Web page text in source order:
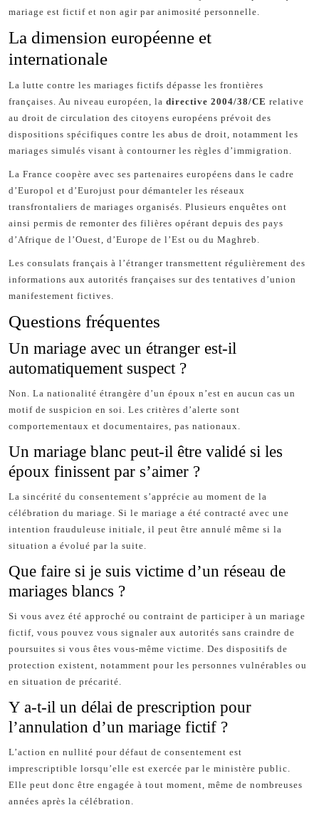
mariage est fictif et non agir par animosité personnelle.
La dimension européenne et
internationale
La lutte contre les mariages fictifs dépasse les frontières
françaises. Au niveau européen, la directive 2004/38/CE relative
au droit de circulation des citoyens européens prévoit des
dispositions spécifiques contre les abus de droit, notamment les
mariages simulés visant à contourner les règles d’immigration.
La France coopère avec ses partenaires européens dans le cadre
d’Europol et d’Eurojust pour démanteler les réseaux
transfrontaliers de mariages organisés. Plusieurs enquêtes ont
ainsi permis de remonter des filières opérant depuis des pays
d’Afrique de l’Ouest, d’Europe de l’Est ou du Maghreb.
Les consulats français à l’étranger transmettent régulièrement des
informations aux autorités françaises sur des tentatives d’union
manifestement fictives.
Questions fréquentes
Un mariage avec un étranger est-il
automatiquement suspect ?
Non. La nationalité étrangère d’un époux n’est en aucun cas un
motif de suspicion en soi. Les critères d’alerte sont
comportementaux et documentaires, pas nationaux.
Un mariage blanc peut-il être validé si les
époux finissent par s’aimer ?
La sincérité du consentement s’apprécie au moment de la
célébration du mariage. Si le mariage a été contracté avec une
intention frauduleuse initiale, il peut être annulé même si la
situation a évolué par la suite.
Que faire si je suis victime d’un réseau de
mariages blancs ?
Si vous avez été approché ou contraint de participer à un mariage
fictif, vous pouvez vous signaler aux autorités sans craindre de
poursuites si vous êtes vous-même victime. Des dispositifs de
protection existent, notamment pour les personnes vulnérables ou
en situation de précarité.
Y a-t-il un délai de prescription pour
l’annulation d’un mariage fictif ?
L’action en nullité pour défaut de consentement est
imprescriptible lorsqu’elle est exercée par le ministère public.
Elle peut donc être engagée à tout moment, même de nombreuses
années après la célébration.